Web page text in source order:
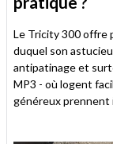
Le Tricity 300 offre
duquel son
antipatinage et
MP3 - où logent
généreux